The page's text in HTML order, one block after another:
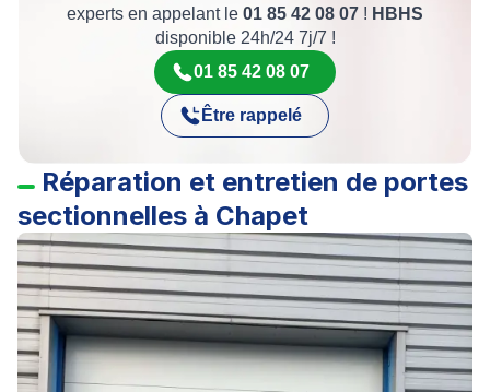
experts en appelant le 01 85 42 08 07 ! HBHS
disponible 24h/24 7j/7 !
01 85 42 08 07
Être rappelé
Réparation et entretien de portes
sectionnelles à Chapet